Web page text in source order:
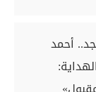
أحمد